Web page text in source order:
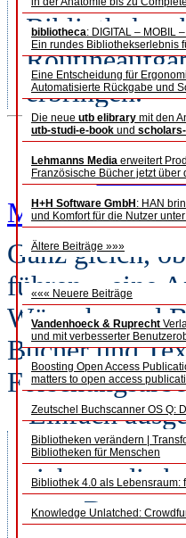
bibliotheca: DIGITAL – MOBIL
Ein rundes Bibliothekserlebnis
Eine Entscheidung für
Automatisierte Rückgabe und
Die neue utb elibrary mit den
utb-studi-e-book und
Lehmanns Media erweitert
Französische Bücher jetzt
H+H Software GmbH : HAN
und Komfort für die Nutzer
Ältere Beiträge »»»
««« Neuere Beiträge
Vandenhoeck & Ruprecht
und mit verbesserter
Boosting Open Access
matters to open access
Zeutschel Buchscanner OS Q:
Bibliotheken verändern |
Bibliotheken für Menschen
Bibliothek 4.0 als
Knowledge Unlatched:
Bibliotheken
erbringen.
Mo
Ganz gleich,
führen – eine
Wünsche und
Bücher und
Einfach
Buch so
sich um die
vom